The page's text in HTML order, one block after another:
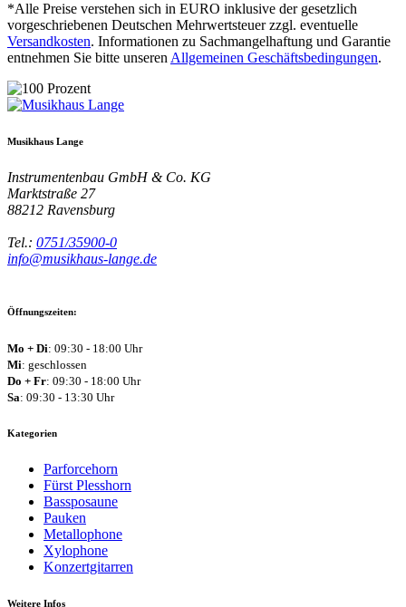
*Alle Preise verstehen sich in EURO inklusive der gesetzlich
vorgeschriebenen Deutschen Mehrwertsteuer zzgl. eventuelle
Versandkosten. Informationen zu Sachmangelhaftung und Garantie
entnehmen Sie bitte unserenAllgemeinen Geschäftsbedingungen.
Musikhaus Lange
Instrumentenbau GmbH & Co. KG
Marktstraße 27
88212 Ravensburg
Tel.: 0751/35900-0
info@musikhaus-lange.de
Öffnungszeiten:
Mo + Di: 09:30 - 18:00 Uhr
Mi: geschlossen
Do + Fr: 09:30 - 18:00 Uhr
Sa: 09:30 - 13:30 Uhr
Kategorien
Parforcehorn
Fürst Plesshorn
Bassposaune
Pauken
Metallophone
Xylophone
Konzertgitarren
Weitere Infos